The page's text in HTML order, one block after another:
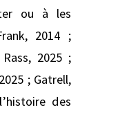
ou à les
2014 ;
2025 ;
; Gatrell,
des